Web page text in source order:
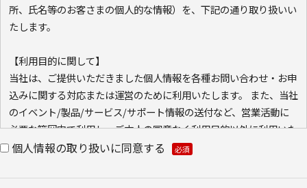
所、氏名等のお客さまの個人的な情報）を、下記の通り取り扱いい
たします。
【利用目的に関して】
当社は、ご提供いただきました個人情報を各種お問い合わせ・お申
込みに関する対応または運営のために利用いたします。 また、当社
のイベント/製品/サービス/サポート情報の送付など、営業活動に
必要な範囲内で利用し、ご本人の同意なく利用目的以外に利用いた
しません。
Cookie（クッキー）を紐づけて、ウェブアクセス履歴を取得する
個人情報の取り扱いに同意する